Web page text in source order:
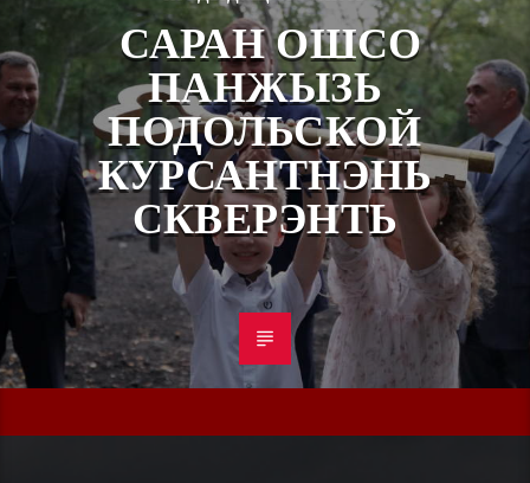
САРАН ОШСО
ПАНЖЫЗЬ
ПОДОЛЬСКОЙ
КУРСАНТНЭНЬ
СКВЕРЭНТЬ